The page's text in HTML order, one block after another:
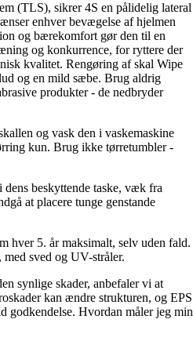
(TLS), sikrer 4S en pålidelig lateral
enhver bevægelse af hjelmen
og bærekomfort gør den til en
og konkurrence, for ryttere der
kvalitet. Rengøring af skal Wipe
og en mild sæbe. Brug aldrig
produkter - de nedbryder
og vask den i vaskemaskine
kun. Brug ikke tørretumbler -
beskyttende taske, væk fra
at placere tunge genstande
hver 5. år maksimalt, selv uden fald.
sved og UV-stråler.
synlige skader, anbefaler vi at
kan ændre strukturen, og EPS
godkendelse. Hvordan måler jeg min